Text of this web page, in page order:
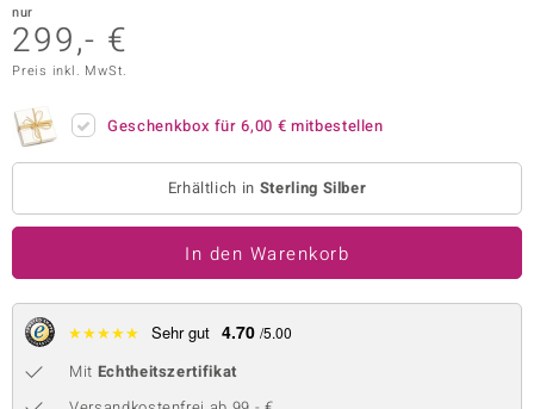
BY DE MELO
nur
299,- €
Preis inkl. MwSt.
Geschenkbox für6,00 € mitbestellen
Erhältlich in Sterling Silber
In den Warenkorb
★★★★★ Sehr gut 4.70 /5.00
Mit Echtheitszertifikat